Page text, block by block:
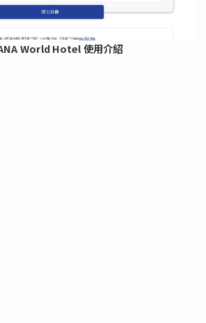
World Hotel 使用介紹